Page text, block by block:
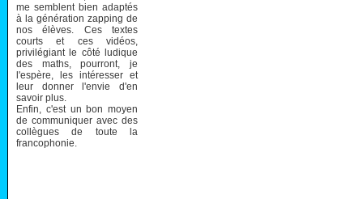
me semblent bien adaptés
à la génération zapping de
nos élèves. Ces textes
courts et ces vidéos,
privilégiant le côté ludique
des maths, pourront, je
l'espère, les intéresser et
leur donner l'envie d'en
savoir plus.
Enfin, c'est un bon moyen
de communiquer avec des
collègues de toute la
francophonie.